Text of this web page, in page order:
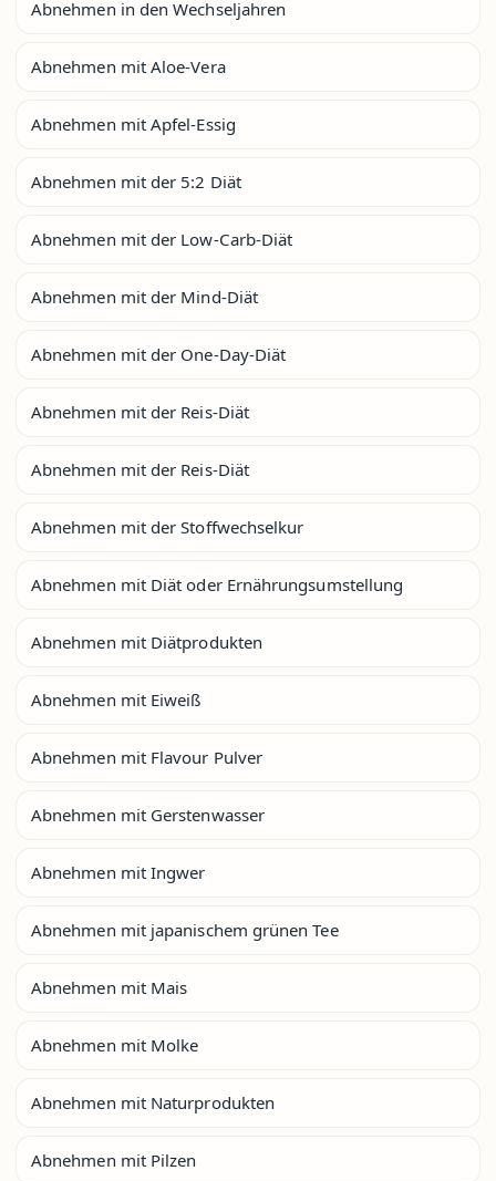
Abnehmen in den Wechseljahren
Abnehmen mit Aloe-Vera
Abnehmen mit Apfel-Essig
Abnehmen mit der 5:2 Diät
Abnehmen mit der Low-Carb-Diät
Abnehmen mit der Mind-Diät
Abnehmen mit der One-Day-Diät
Abnehmen mit der Reis-Diät
Abnehmen mit der Reis-Diät
Abnehmen mit der Stoffwechselkur
Abnehmen mit Diät oder Ernährungsumstellung
Abnehmen mit Diätprodukten
Abnehmen mit Eiweiß
Abnehmen mit Flavour Pulver
Abnehmen mit Gerstenwasser
Abnehmen mit Ingwer
Abnehmen mit japanischem grünen Tee
Abnehmen mit Mais
Abnehmen mit Molke
Abnehmen mit Naturprodukten
Abnehmen mit Pilzen